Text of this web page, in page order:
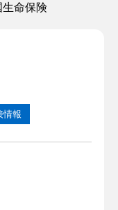
生命保険
情報